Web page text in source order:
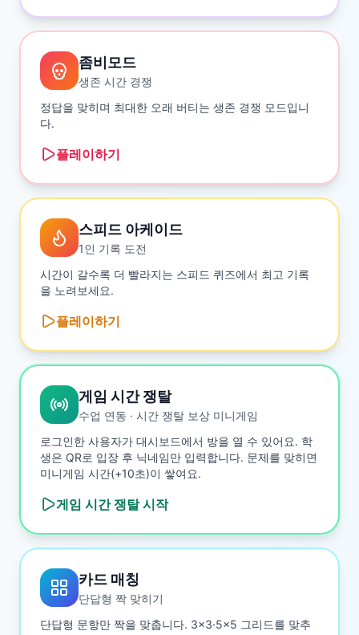
좀비모드
생존 시간 경쟁
정답을 맞히며 최대한 오래 버티는 생존 경쟁 모드입니
다.
플레이하기
스피드 아케이드
1인 기록 도전
시간이 갈수록 더 빨라지는 스피드 퀴즈에서 최고 기록
을 노려보세요.
플레이하기
게임 시간 쟁탈
수업 연동 · 시간 쟁탈 보상 미니게임
로그인한 사용자가 대시보드에서 방을 열 수 있어요. 학
생은 QR로 입장 후 닉네임만 입력합니다. 문제를 맞히면
미니게임 시간(+10초)이 쌓여요.
게임 시간 쟁탈시작
카드 매칭
단답형 짝 맞히기
단답형 문항만 짝을 맞춥니다. 3×3·5×5 그리드를 맞추